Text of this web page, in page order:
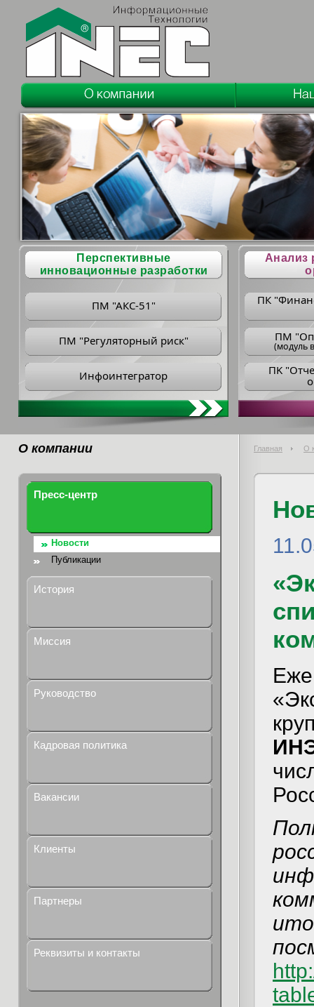
Перспективные
инновационные разработки
ПМ "АКС-51"
ПМ "Регуляторный риск"
Инфоинтегратор
Анализ
ПК
ПM
(модуль
ПK
О компании Главная О
Пресс-центр
Новости
Публикации
История
Миссия
Руководство
Кадровая политика
Вакансии
Клиенты
Партнеры
Реквизиты и контакты